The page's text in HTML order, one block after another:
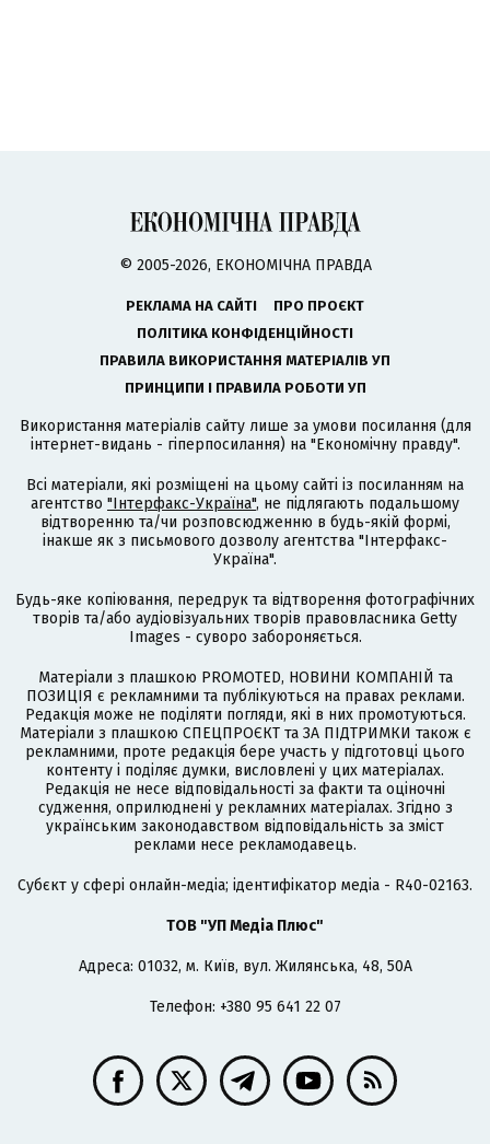
© 2005-2026, ЕКОНОМІЧНА ПРАВДА
РЕКЛАМА НА САЙТІ
ПРО ПРОЄКТ
ПОЛІТИКА КОНФІДЕНЦІЙНОСТІ
ПРАВИЛА ВИКОРИСТАННЯ МАТЕРІАЛІВ УП
ПРИНЦИПИ І ПРАВИЛА РОБОТИ УП
Використання матеріалів сайту лише за умови посилання (для
інтернет-видань - гіперпосилання) на "Економічну правду".
Всі матеріали, які розміщені на цьому сайті із посиланням на
агентство "Інтерфакс-Україна", не підлягають подальшому
відтворенню та/чи розповсюдженню в будь-якій формі,
інакше як з письмового дозволу агентства "Інтерфакс-
Україна".
Будь-яке копіювання, передрук та відтворення фотографічних
творів та/або аудіовізуальних творів правовласника Getty
Images - суворо забороняється.
Матеріали з плашкою PROMOTED, НОВИНИ КОМПАНІЙ та
ПОЗИЦІЯ є рекламними та публікуються на правах реклами.
Редакція може не поділяти погляди, які в них промотуються.
Матеріали з плашкою СПЕЦПРОЄКТ та ЗА ПІДТРИМКИ також є
рекламними, проте редакція бере участь у підготовці цього
контенту і поділяє думки, висловлені у цих матеріалах.
Редакція не несе відповідальності за факти та оціночні
судження, оприлюднені у рекламних матеріалах. Згідно з
українським законодавством відповідальність за зміст
реклами несе рекламодавець.
Cубєкт у сфері онлайн-медіа; ідентифікатор медіа - R40-02163.
ТОВ "УП Медіа Плюс"
Адреса: 01032, м. Київ, вул. Жилянська, 48, 50А
Телефон: +380 95 641 22 07